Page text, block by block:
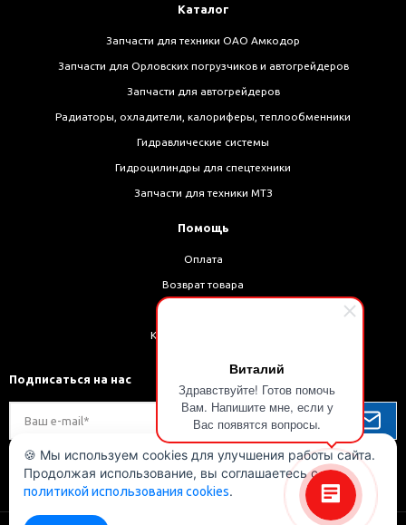
Виталий
Здравствуйте! Готов помочь
Вам. Напишите мне, если у
Вас появятся вопросы.
Каталог
Запчасти для техники ОАО Амкодор
Запчасти для Орловских погрузчиков и автогрейдеров
Запчасти для автогрейдеров
Радиаторы, охладители, калориферы, теплообменники
Гидравлические системы
Гидроцилиндры для спецтехники
Запчасти для техники МТЗ
Помощь
Оплата
Возврат товара
Как оформить заказ
Подписаться на нас
Мы в соц. сетях
🍪 Мы используем cookies для улучшения работы сайта.
Продолжая использование, вы соглашаетесь с
политикой использования cookies.